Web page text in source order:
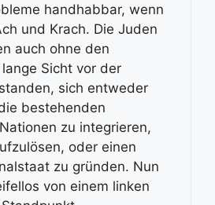
handhabbar, wenn
und Krach. Die Juden
auch ohne den
Sicht vor der
sich entweder
bestehenden
zu integrieren,
oder einen
zu gründen. Nun
von einem linken